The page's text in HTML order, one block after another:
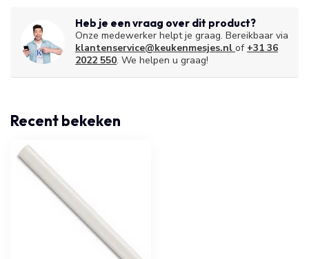
Heb je een vraag over dit product?
Onze medewerker helpt je graag. Bereikbaar via
klantenservice@keukenmesjes.nl of +31 36
2022 550. We helpen u graag!
Recent bekeken